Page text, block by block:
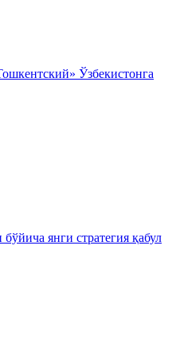
Ўзбекистонга
янги стратегия қабул